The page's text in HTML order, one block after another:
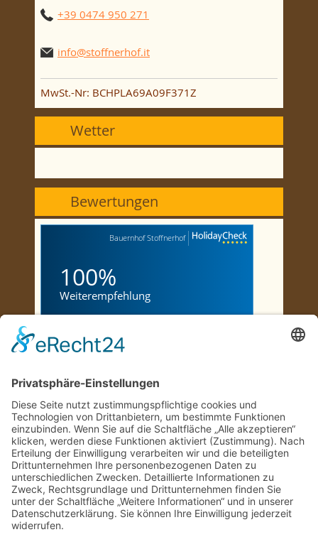
+39 0474 950 271
info@stoffnerhof.it
MwSt.-Nr: BCHPLA69A09F371Z
Wetter
Bewertungen
Bauernhof Stoffnerhof
100%
Weiterempfehlung
"Ein entspannender Urlaub
mit einem liebevollen
Marion, 46-50, Januar 2026
" Urlaub in Traumhafter
Natur"
Wolfgang, 66-70, Juni 2026
"ein wunderschön gelegener
Hof, reizende Gastgeber"
Cornelia, 71+, Mai 2023